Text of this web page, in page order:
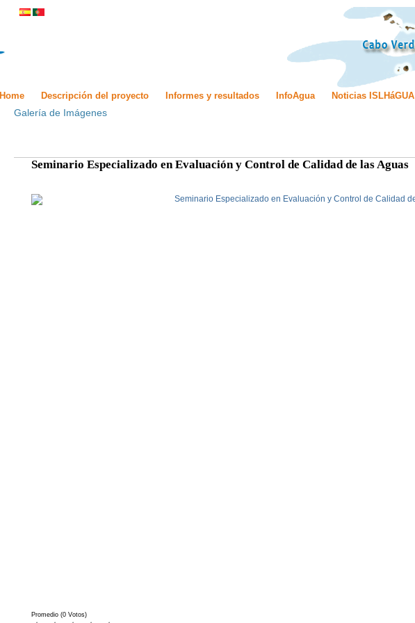
Home Descripción del proyecto Informes y resultados InfoAgua Noticias ISLHáGUA
Galería de Imágenes
Seminario Especializado en Evaluación y Control de Calidad de las Aguas
Promedio (0 Votos)